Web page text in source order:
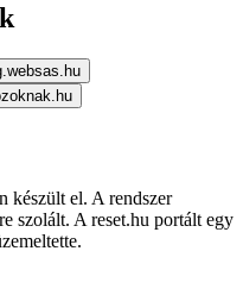
készült el. A rendszer
szolált. A reset.hu portált egy